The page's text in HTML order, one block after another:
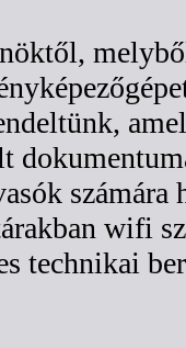
számára
wifi
technikai